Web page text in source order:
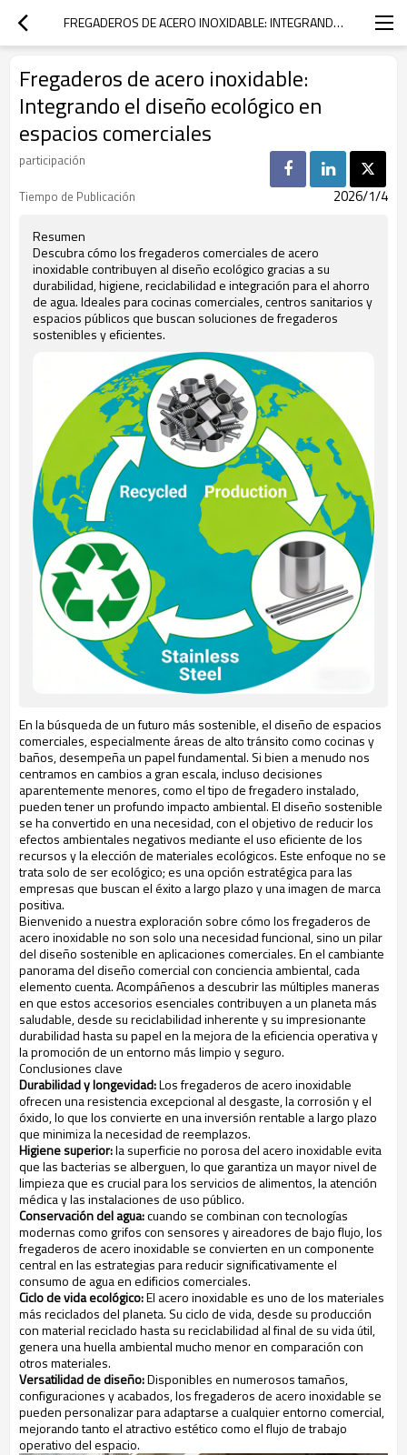
FREGADEROS DE ACERO INOXIDABLE: INTEGRANDO EL DISEÑO ECOLÓGICO EN ESPACIOS COMERCIALES
Fregaderos de acero inoxidable:
Integrando el diseño ecológico en
espacios comerciales
participación
Tiempo de Publicación
2026/1/4
Resumen
Descubra cómo los fregaderos comerciales de acero
inoxidable contribuyen al diseño ecológico gracias a su
durabilidad, higiene, reciclabilidad e integración para el ahorro
de agua. Ideales para cocinas comerciales, centros sanitarios y
espacios públicos que buscan soluciones de fregaderos
sostenibles y eficientes.
En la búsqueda de un futuro más sostenible, el diseño de espacios
comerciales, especialmente áreas de alto tránsito como cocinas y
baños, desempeña un papel fundamental. Si bien a menudo nos
centramos en cambios a gran escala, incluso decisiones
aparentemente menores, como el tipo de fregadero instalado,
pueden tener un profundo impacto ambiental. El diseño sostenible
se ha convertido en una necesidad, con el objetivo de reducir los
efectos ambientales negativos mediante el uso eficiente de los
recursos y la elección de materiales ecológicos. Este enfoque no se
trata solo de ser ecológico; es una opción estratégica para las
empresas que buscan el éxito a largo plazo y una imagen de marca
positiva.
Bienvenido a nuestra exploración sobre cómo los fregaderos de
acero inoxidable no son solo una necesidad funcional, sino un pilar
del diseño sostenible en aplicaciones comerciales. En el cambiante
panorama del diseño comercial con conciencia ambiental, cada
elemento cuenta. Acompáñenos a descubrir las múltiples maneras
en que estos accesorios esenciales contribuyen a un planeta más
saludable, desde su reciclabilidad inherente y su impresionante
durabilidad hasta su papel en la mejora de la eficiencia operativa y
la promoción de un entorno más limpio y seguro.
Conclusiones clave
Durabilidad y longevidad:Los fregaderos de acero inoxidable
ofrecen una resistencia excepcional al desgaste, la corrosión y el
óxido, lo que los convierte en una inversión rentable a largo plazo
que minimiza la necesidad de reemplazos.
Higiene superior:la superficie no porosa del acero inoxidable evita
que las bacterias se alberguen, lo que garantiza un mayor nivel de
limpieza que es crucial para los servicios de alimentos, la atención
médica y las instalaciones de uso público.
Conservación del agua:cuando se combinan con tecnologías
modernas como grifos con sensores y aireadores de bajo flujo, los
fregaderos de acero inoxidable se convierten en un componente
central en las estrategias para reducir significativamente el
consumo de agua en edificios comerciales.
Ciclo de vida ecológico:El acero inoxidable es uno de los materiales
más reciclados del planeta. Su ciclo de vida, desde su producción
con material reciclado hasta su reciclabilidad al final de su vida útil,
genera una huella ambiental mucho menor en comparación con
otros materiales.
Versatilidad de diseño:Disponibles en numerosos tamaños,
configuraciones y acabados, los fregaderos de acero inoxidable se
pueden personalizar para adaptarse a cualquier entorno comercial,
mejorando tanto el atractivo estético como el flujo de trabajo
operativo del espacio.